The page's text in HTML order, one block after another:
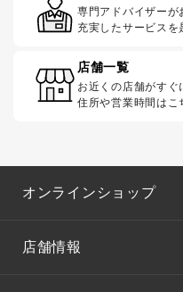
専門アドバイザーが
充実したサービスを
店舗一覧
お近くの店舗がすぐ
住所や営業時間はこ
オンラインショップ
店舗情報